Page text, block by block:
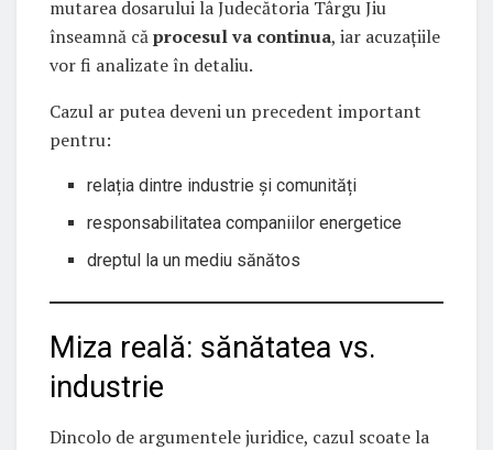
mutarea dosarului la Judecătoria Târgu Jiu
înseamnă căprocesul va continua, iar acuzațiile
vor fi analizate în detaliu.
Cazul ar putea deveni un precedent important
pentru:
relația dintre industrie și comunități
responsabilitatea companiilor energetice
dreptul la un mediu sănătos
Miza reală: sănătatea vs.
industrie
Dincolo de argumentele juridice, cazul scoate la